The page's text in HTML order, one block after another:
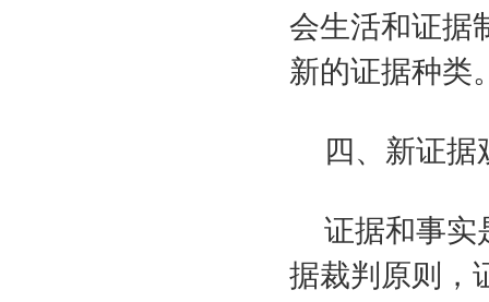
会生活和证据
新的证据种类
四、新证
证据和事实
据裁判原则，